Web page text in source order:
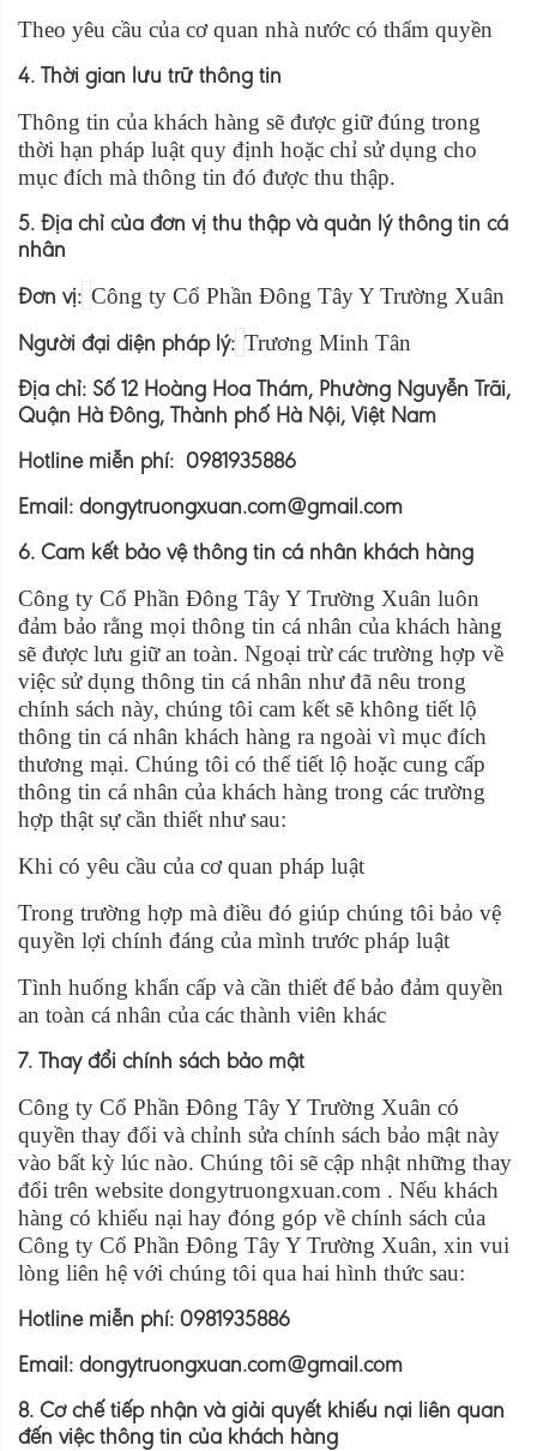
Theo yêu cầu của cơ quan nhà nước có thẩm quyền
4. Thời gian lưu trữ thông tin
Thông tin của khách hàng sẽ được giữ đúng trong
thời hạn pháp luật quy định hoặc chỉ sử dụng cho
mục đích mà thông tin đó được thu thập.
5. Địa chỉ của đơn vị thu thập và quản lý thông tin cá
nhân
Đơn vị: Công ty Cổ Phần Đông Tây Y Trường Xuân
Người đại diện pháp lý: Trương Minh Tân
Địa chỉ: Số 12 Hoàng Hoa Thám, Phường Nguyễn Trãi,
Quận Hà Đông, Thành phố Hà Nội, Việt Nam
Hotline miễn phí: 0981935886
Email: dongytruongxuan.com@gmail.com
6. Cam kết bảo vệ thông tin cá nhân khách hàng
Công ty Cổ Phần Đông Tây Y Trường Xuân luôn
đảm bảo rằng mọi thông tin cá nhân của khách hàng
sẽ được lưu giữ an toàn. Ngoại trừ các trường hợp về
việc sử dụng thông tin cá nhân như đã nêu trong
chính sách này, chúng tôi cam kết sẽ không tiết lộ
thông tin cá nhân khách hàng ra ngoài vì mục đích
thương mại. Chúng tôi có thể tiết lộ hoặc cung cấp
thông tin cá nhân của khách hàng trong các trường
hợp thật sự cần thiết như sau:
Khi có yêu cầu của cơ quan pháp luật
Trong trường hợp mà điều đó giúp chúng tôi bảo vệ
quyền lợi chính đáng của mình trước pháp luật
Tình huống khẩn cấp và cần thiết để bảo đảm quyền
an toàn cá nhân của các thành viên khác
7. Thay đổi chính sách bảo mật
Công ty Cổ Phần Đông Tây Y Trường Xuân có
quyền thay đổi và chỉnh sửa chính sách bảo mật này
vào bất kỳ lúc nào. Chúng tôi sẽ cập nhật những thay
đổi trên website dongytruongxuan.com . Nếu khách
hàng có khiếu nại hay đóng góp về chính sách của
Công ty Cổ Phần Đông Tây Y Trường Xuân, xin vui
lòng liên hệ với chúng tôi qua hai hình thức sau:
Hotline miễn phí: 0981935886
Email: dongytruongxuan.com@gmail.com
8. Cơ chế tiếp nhận và giải quyết khiếu nại liên quan
đến việc thông tin của khách hàng